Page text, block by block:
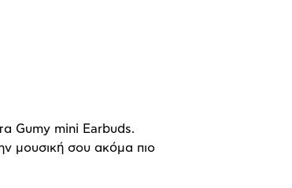
Gumy mini Earbuds.
μουσική σου ακόμα πιο